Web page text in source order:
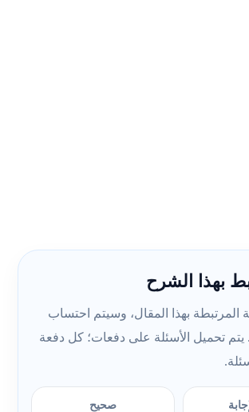
بهذا الشرح
المرتبطة بهذا المقال، وسيتم احتساب
يتم تحميل الأسئلة على دفعات؛ كل دفعة
صحيح